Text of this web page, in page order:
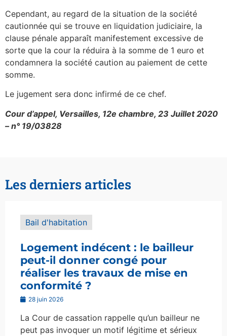
Cependant, au regard de la situation de la société
cautionnée qui se trouve en liquidation judiciaire, la
clause pénale apparaît manifestement excessive de
sorte que la cour la réduira à la somme de 1 euro et
condamnera la société caution au paiement de cette
somme.
Le jugement sera donc infirmé de ce chef.
Cour d’appel, Versailles, 12e chambre, 23 Juillet 2020
– n° 19/03828
Les derniers articles
Bail d'habitation
Logement indécent : le bailleur
peut-il donner congé pour
réaliser les travaux de mise en
conformité ?
28 juin 2026
La Cour de cassation rappelle qu’un bailleur ne
peut pas invoquer un motif légitime et sérieux